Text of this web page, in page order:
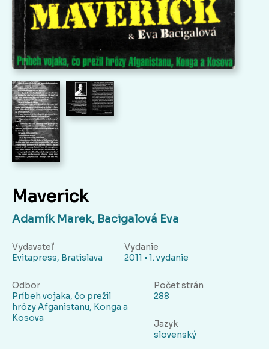
Maverick
Adamík Marek, Bacigalová Eva
Vydavateľ
Evitapress, Bratislava
Vydanie
2011 • 1. vydanie
Odbor
Príbeh vojaka, čo prežil
hrôzy Afganistanu, Konga a
Kosova
Počet strán
288
Jazyk
slovenský